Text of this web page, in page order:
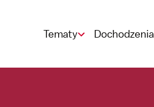
Tematy Dochodzenia